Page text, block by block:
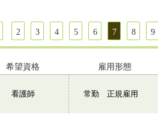
2 3 4 5 6 7 8 9
希望資格 雇用形態
看護師 常勤 正規雇用